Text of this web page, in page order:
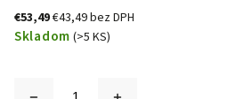
€53,49€43,49 bez DPH
Skladom (>5 KS)